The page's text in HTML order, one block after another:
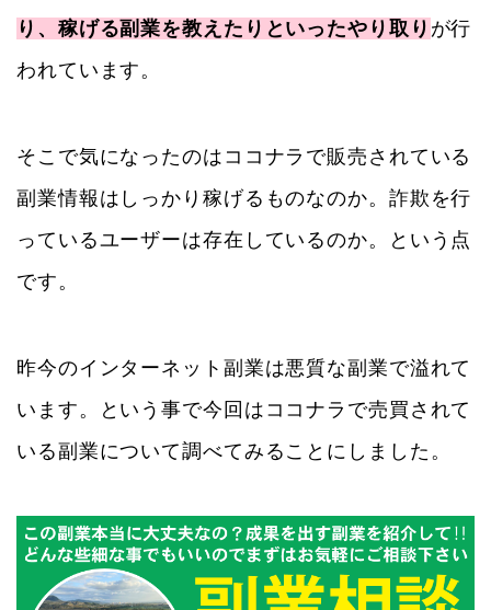
り、稼げる副業を教えたりといったやり取り が行
われています。
そこで気になったのはココナラで販売されている
副業情報はしっかり稼げるものなのか。詐欺を行
っているユーザーは存在しているのか。という点
です。
昨今のインターネット副業は悪質な副業で溢れて
います。という事で今回はココナラで売買されて
いる副業について調べてみることにしました。